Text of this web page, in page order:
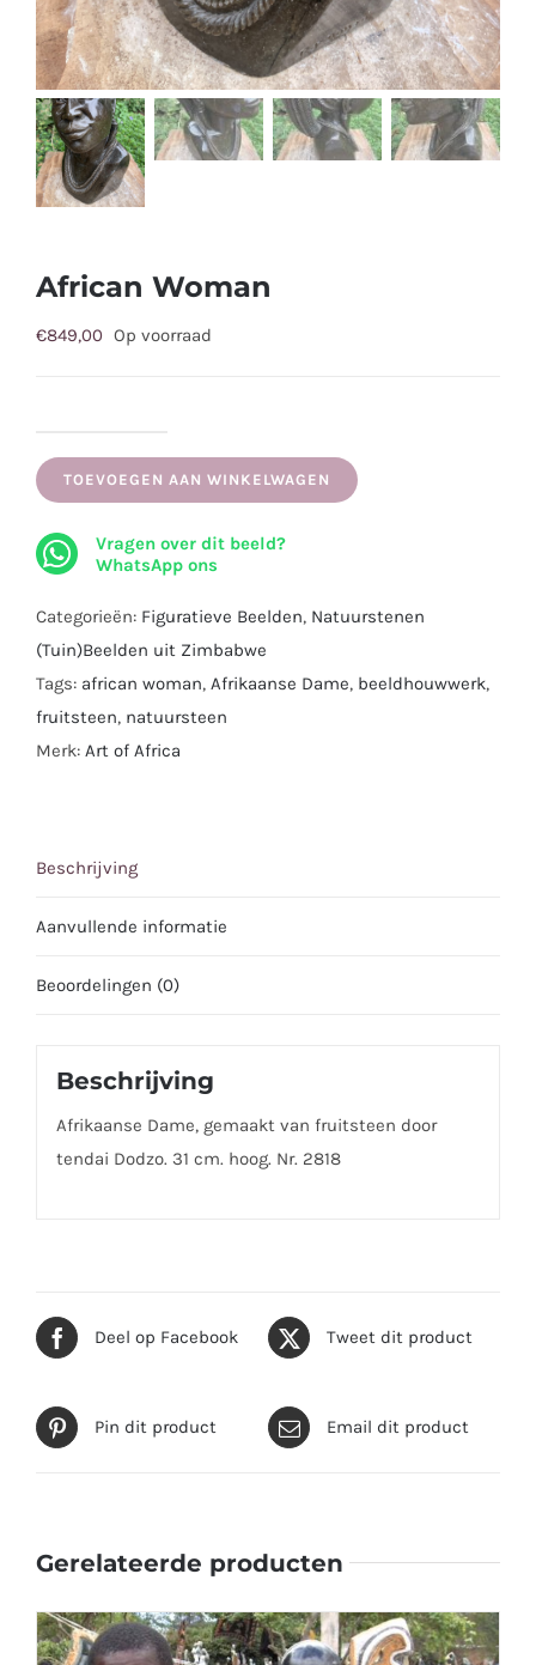
African Woman
€849,00 Op voorraad
Woman
TOEVOEGEN AAN WINKELWAGEN
Vragen over dit beeld?
WhatsApp ons
Categorieën: Figuratieve Beelden, Natuurstenen
(Tuin)Beelden uit Zimbabwe
Tags: african woman, Afrikaanse Dame, beeldhouwwerk,
fruitsteen, natuursteen
Merk: Art of Africa
Beschrijving
Aanvullende informatie
Beoordelingen (0)
Beschrijving
Afrikaanse Dame, gemaakt van fruitsteen door
tendai Dodzo. 31 cm. hoog. Nr. 2818
Deel op Facebook Tweet dit product
Pin dit product Email dit product
Gerelateerde producten